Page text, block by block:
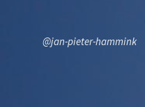
@jan-pieter-hammink